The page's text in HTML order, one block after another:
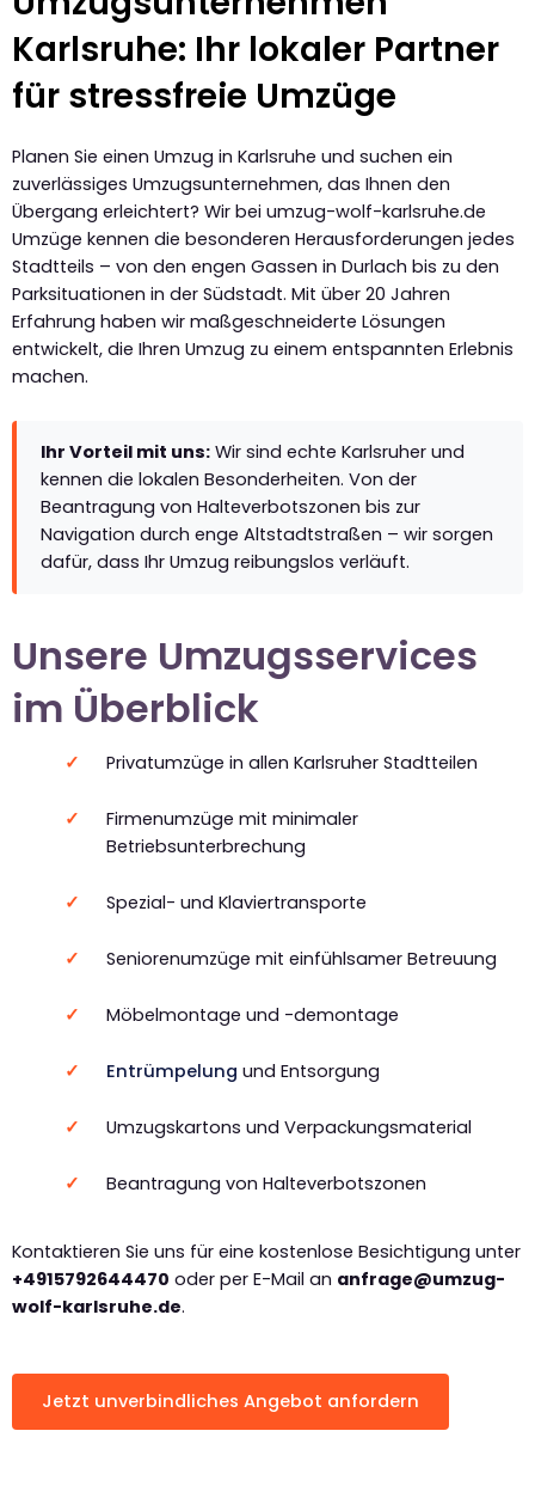
Karlsruhe: Ihr lokaler Partner
für stressfreie Umzüge
Planen Sie einen Umzug in Karlsruhe und suchen ein
zuverlässiges Umzugsunternehmen, das Ihnen den
Übergang erleichtert? Wir bei umzug-wolf-karlsruhe.de
Umzüge kennen die besonderen Herausforderungen jedes
Stadtteils – von den engen Gassen in Durlach bis zu den
Parksituationen in der Südstadt. Mit über 20 Jahren
Erfahrung haben wir maßgeschneiderte Lösungen
entwickelt, die Ihren Umzug zu einem entspannten Erlebnis
machen.
Ihr Vorteil mit uns: Wir sind echte Karlsruher und
kennen die lokalen Besonderheiten. Von der
Beantragung von Halteverbotszonen bis zur
Navigation durch enge Altstadtstraßen – wir sorgen
dafür, dass Ihr Umzug reibungslos verläuft.
Unsere Umzugsservices
im Überblick
Privatumzüge in allen Karlsruher Stadtteilen
Firmenumzüge mit minimaler
Betriebsunterbrechung
Spezial- und Klaviertransporte
Seniorenumzüge mit einfühlsamer Betreuung
Möbelmontage und -demontage
Entrümpelung und Entsorgung
Umzugskartons und Verpackungsmaterial
Beantragung von Halteverbotszonen
Kontaktieren Sie uns für eine kostenlose Besichtigung unter
+4915792644470 oder per E-Mail an anfrage@umzug-
wolf-karlsruhe.de.
Jetzt unverbindliches Angebot anfordern